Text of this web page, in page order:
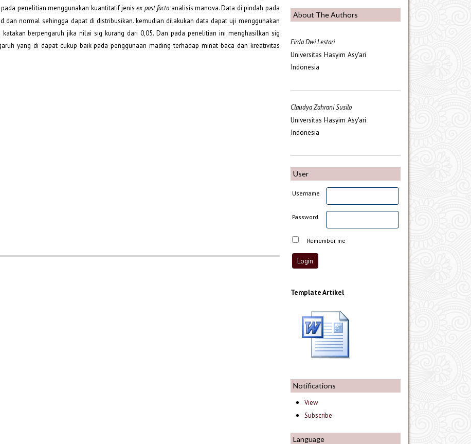
About The Authors
Firda Dwi Lestari
Universitas Hasyim Asy'ari
Indonesia
Claudya Zahrani Susilo
Universitas Hasyim Asy'ari
Indonesia
User
Username
Password
Remember me
Template Artikel
Notifications
View
Subscribe
Language
penelitian menggunakan kuantitatif jenisex post facto analisis manova. Data di pindah pada
dan normal sehingga dapat di distribusikan. kemudian dilakukan data dapat uji menggunakan
berpengaruh jika nilai sig kurang dari 0,05. Dan pada penelitian ini menghasilkan sig
yang di dapat cukup baik pada penggunaan mading terhadap minat baca dan kreativitas